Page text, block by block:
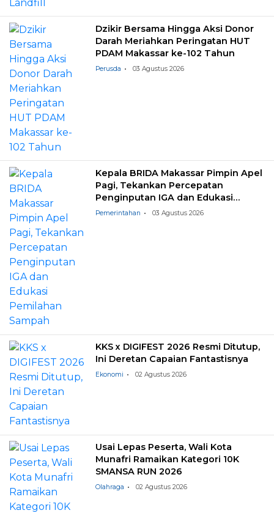
Dzikir Bersama Hingga Aksi Donor
Darah Meriahkan Peringatan HUT
PDAM Makassar ke-102 Tahun
Perusda 03 Agustus 2026
Kepala BRIDA Makassar Pimpin Apel
Pagi, Tekankan Percepatan
Penginputan IGA dan Edukasi
Pemilahan Sampah
Pemerintahan 03 Agustus 2026
KKS x DIGIFEST 2026 Resmi Ditutup,
Ini Deretan Capaian Fantastisnya
Ekonomi 02 Agustus 2026
Usai Lepas Peserta, Wali Kota
Munafri Ramaikan Kategori 10K
SMANSA RUN 2026
Olahraga 02 Agustus 2026